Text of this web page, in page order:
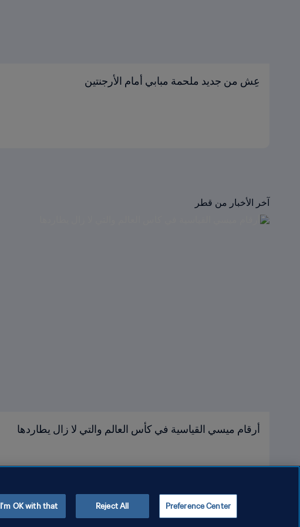
عِش من جديد ملحمة مبابي أمام الأرجنتين
آخر الأخبار من قطر
أرقام ميسي القياسية في كأس العالم والتي لا زال يطاردها
Preference Center
Reject All
I'm OK with that